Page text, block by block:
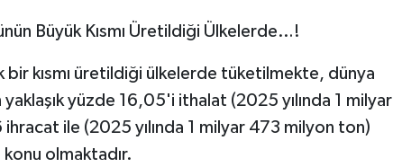
Büyük Kısmı Üretildiği Ülkelerde…!
kısmı üretildiği ülkelerde tüketilmekte, dünya
yüzde 16,05'i ithalat (2025 yılında 1 milyar
ile (2025 yılında 1 milyar 473 milyon ton)
olmaktadır.